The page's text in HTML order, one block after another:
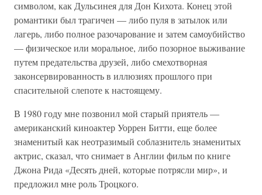
символом, как Дульсинея для Дон Кихота. Конец этой
романтики был трагичен — либо пуля в затылок или
лагерь, либо полное разочарование и затем самоубийство
— физическое или моральное, либо позорное выживание
путем предательства друзей, либо смехотворная
законсервированность в иллюзиях прошлого при
спасительной слепоте к настоящему.
В 1980 году мне позвонил мой старый приятель —
американский киноактер Уоррен Битти, еще более
знаменитый как неотразимый соблазнитель знаменитых
актрис, сказал, что снимает в Англии фильм по книге
Джона Рида «Десять дней, которые потрясли мир», и
предложил мне роль Троцкого.